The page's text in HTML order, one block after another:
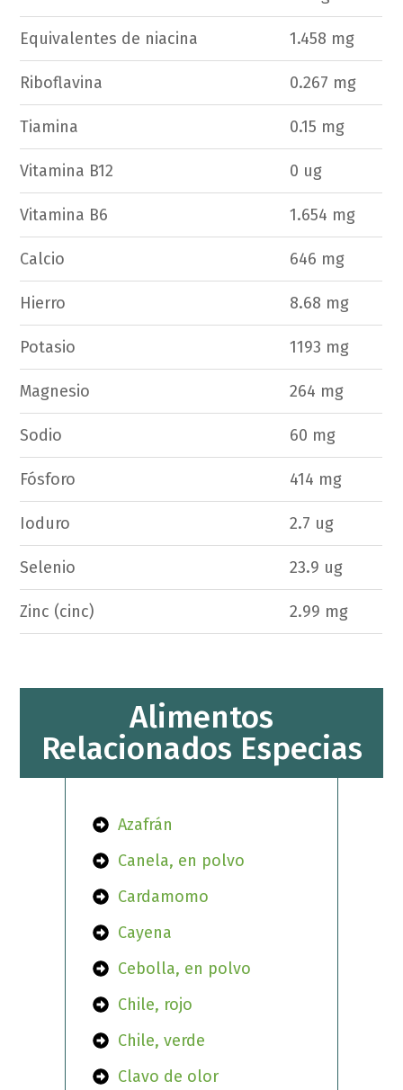
Equivalentes de niacina 1.458 mg
Riboflavina 0.267 mg
Tiamina 0.15 mg
Vitamina B12 0 ug
Vitamina B6 1.654 mg
Calcio 646 mg
Hierro 8.68 mg
Potasio 1193 mg
Magnesio 264 mg
Sodio 60 mg
Fósforo 414 mg
Ioduro 2.7 ug
Selenio 23.9 ug
Zinc (cinc) 2.99 mg
Alimentos
Relacionados Especias
Azafrán
Canela, en polvo
Cardamomo
Cayena
Cebolla, en polvo
Chile, rojo
Chile, verde
Clavo de olor